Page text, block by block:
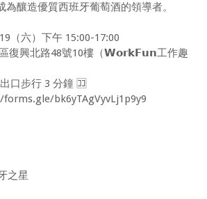
釀造優質西班牙葡萄酒的領導者。
（六）下午 15:00-17:00
復興北路48號10樓（𝗪𝗼𝗿𝗸𝗙𝘂𝗻工作趣
口步行 3 分鐘 🈁
bk6yTAgVyvLj1p9y9
之星